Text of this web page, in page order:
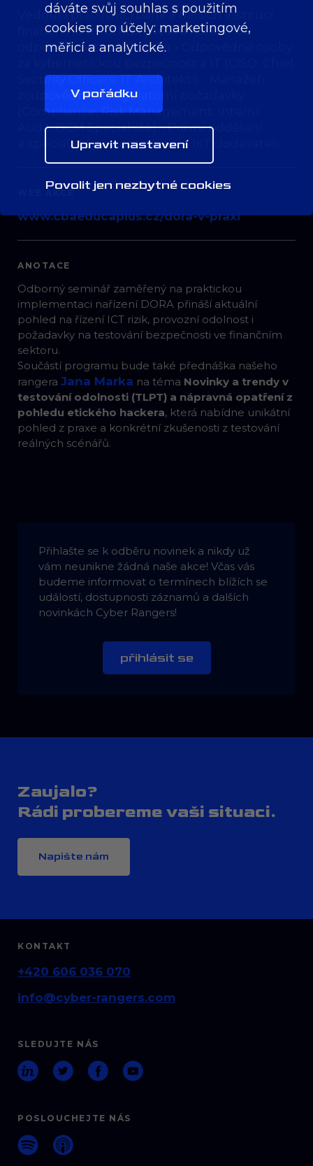
dáváte svůj souhlas s použitím
cookies pro účely: marketingové,
měřicí a analytické.
V pořádku
Upravit nastavení
Povolit jen nezbytné cookies
Vedoucí pracovníci bank a dalších institucí
finančního trhu, kteří nesou konečnou
odpovědnost za IKT rizika. • Odpovědné osoby
Security Officers, IT Architekti). • Manažeři
zodpovědní za regulatorní požadavky
(Compliance, Risk Management, Interní
Audit, BCM Specialisté). • Právní oddělení
a specialisté na kontraktaci s IKT dodavateli.
www.cbaeducaplus.cz/dora-v-praxi
ANOTACE
Odborný seminář zaměřený na praktickou
implementaci nařízení DORA přináší aktuální
pohled na řízení ICT rizik, provozní odolnost i
požadavky na testování bezpečnosti ve finančním
sektoru.
Součástí programu bude také přednáška našeho
rangera Jana Marka na téma Novinky a trendy v
testování odolnosti (TLPT) a nápravná opatření z
pohledu etického hackera, která nabídne unikátní
pohled z praxe a konkrétní zkušenosti z testování
reálných scénářů.
Přihlašte se k odběru novinek a nikdy už
vám neunikne žádná naše akce! Včas vás
budeme informovat o termínech blížích se
událostí, dostupnosti záznamů a dalších
novinkách Cyber Rangers!
přihlásit se
Zaujalo?
Rádi probereme vaši situaci.
Napište nám
KONTAKT
+420 606 036 070
info@cyber-rangers.com
SLEDUJTE NÁS
POSLOUCHEJTE NÁS